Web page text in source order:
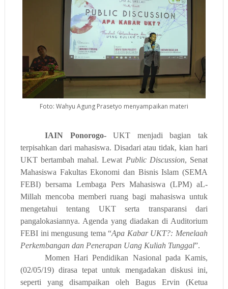
Foto: Wahyu Agung Prasetyo menyampaikan materi
IAIN Ponorogo-UKT menjadi bagian tak
terpisahkan dari mahasiswa. Disadari atau tidak, kian hari
UKT bertambah mahal. Lewat Public Discussion, Senat
Mahasiswa Fakultas Ekonomi dan Bisnis Islam (SEMA
FEBI) bersama Lembaga Pers Mahasiswa (LPM) aL-
Millah mencoba memberi ruang bagi mahasiswa untuk
mengetahui tentang UKT serta transparansi dari
pangalokasiannya. Agenda yang diadakan di Auditorium
FEBI ini mengusung tema “Apa Kabar UKT?: Menelaah
Perkembangan dan Penerapan Uang Kuliah Tunggal”.
Momen Hari Pendidikan Nasional pada Kamis,
(02/05/19) dirasa tepat untuk mengadakan diskusi ini,
seperti yang disampaikan oleh Bagus Ervin (Ketua